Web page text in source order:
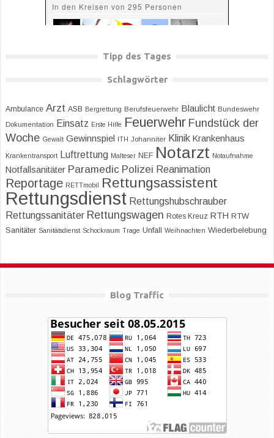
Tipp des Tages
Schlagwörter
Ambulance Arzt ASB Bergrettung Berufsfeuerwehr Blaulicht Bundeswehr
Dokumentation Einsatz Erste Hilfe Feuerwehr Fundstück der
Woche Gewalt Gewinnspiel ITH Johanniter Klinik Krankenhaus
Krankentransport Luftrettung Malteser NEF Notarzt Notaufnahme
Notfallsanitäter Paramedic Polizei Reanimation
Reportage RETTmobil Rettungsassistent
Rettungsdienst Rettungshubschrauber
Rettungssanitäter Rettungswagen Rotes Kreuz RTH RTW
Sanitäter Sanitätsdienst Schockraum Trage Unfall Weihnachten Wiederbelebung
Blog Traffic